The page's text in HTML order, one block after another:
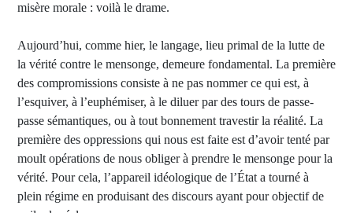
misère morale : voilà le drame.
Aujourd’hui, comme hier, le langage, lieu primal de la lutte de
la vérité contre le mensonge, demeure fondamental. La première
des compromissions consiste à ne pas nommer ce qui est, à
l’esquiver, à l’euphémiser, à le diluer par des tours de passe-
passe sémantiques, ou à tout bonnement travestir la réalité. La
première des oppressions qui nous est faite est d’avoir tenté par
moult opérations de nous obliger à prendre le mensonge pour la
vérité. Pour cela, l’appareil idéologique de l’État a tourné à
plein régime en produisant des discours ayant pour objectif de